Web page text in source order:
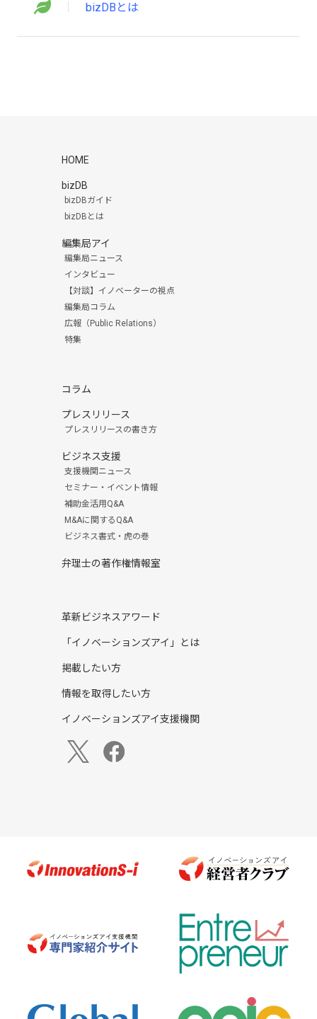
bizDBとは
HOME
bizDB
bizDBガイド
bizDBとは
編集局アイ
編集局ニュース
インタビュー
【対談】イノベーターの視点
編集局コラム
広報（Public Relations）
特集
コラム
プレスリリース
プレスリリースの書き方
ビジネス支援
支援機関ニュース
セミナー・イベント情報
補助金活用Q&A
M&Aに関するQ&A
ビジネス書式・虎の巻
弁理士の著作権情報室
革新ビジネスアワード
「イノベーションズアイ」とは
掲載したい方
情報を取得したい方
イノベーションズアイ支援機関